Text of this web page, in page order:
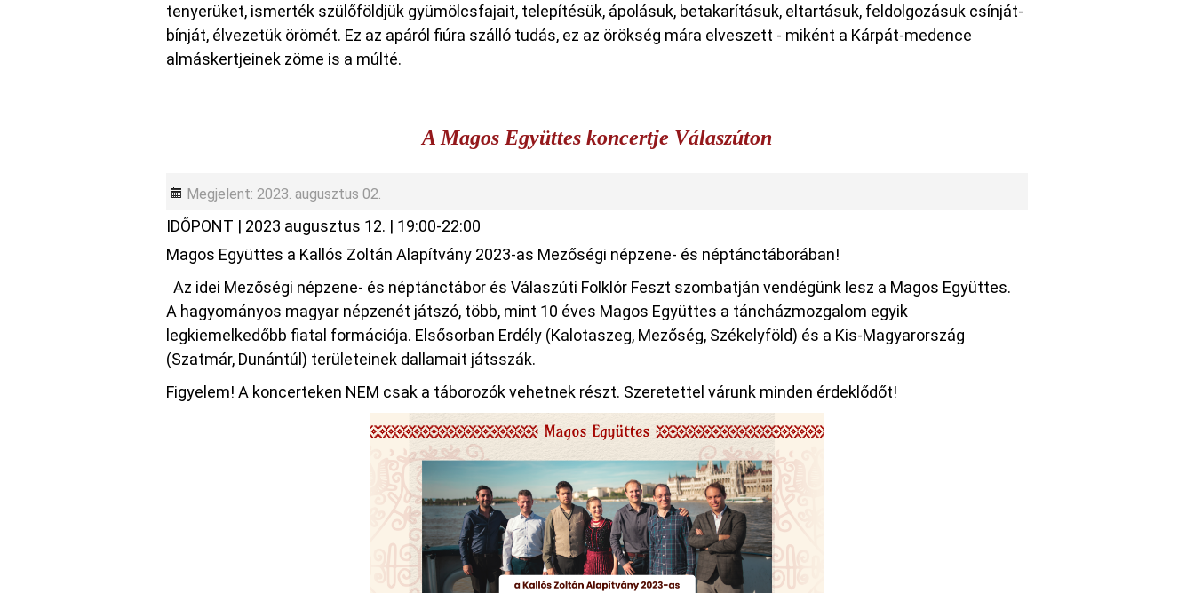
tenyerüket, ismerték szülőföldjük gyümölcsfajait, telepítésük, ápolásuk, betakarításuk, eltartásuk, feldolgozásuk csínját-
bínját, élvezetük örömét. Ez az apáról fiúra szálló tudás, ez az örökség mára elveszett - miként a Kárpát-medence
almáskertjeinek zöme is a múlté.
A Magos Együttes koncertje Válaszúton
Megjelent: 2023. augusztus 02.
IDŐPONT | 2023 augusztus 12. | 19:00-22:00
Magos Együttes a Kallós Zoltán Alapítvány 2023-as Mezőségi népzene- és néptánctáborában!
Az idei Mezőségi népzene- és néptánctábor és Válaszúti Folklór Feszt szombatján vendégünk lesz a Magos Együttes.
A hagyományos magyar népzenét játszó, több, mint 10 éves Magos Együttes a táncházmozgalom egyik
legkiemelkedőbb fiatal formációja. Elsősorban Erdély (Kalotaszeg, Mezőség, Székelyföld) és a Kis-Magyarország
(Szatmár, Dunántúl) területeinek dallamait játsszák.
Figyelem! A koncerteken NEM csak a táborozók vehetnek részt. Szeretettel várunk minden érdeklődőt!